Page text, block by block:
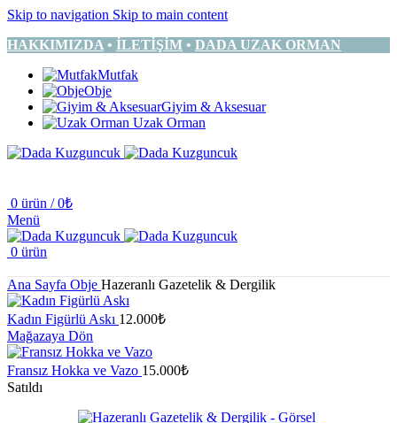
Skip to navigation Skip to main content
HAKKIMIZDA • İLETİŞİM • DADA UZAK ORMAN
Mutfak
Obje
Giyim & Aksesuar
Uzak Orman
0 ürün / 0₺
Menü
0 ürün
Ana Sayfa Obje Hazeranlı Gazetelik & Dergilik
Kadın Figürlü Askı 12.000₺
Mağazaya Dön
Fransız Hokka ve Vazo 15.000₺
Satıldı